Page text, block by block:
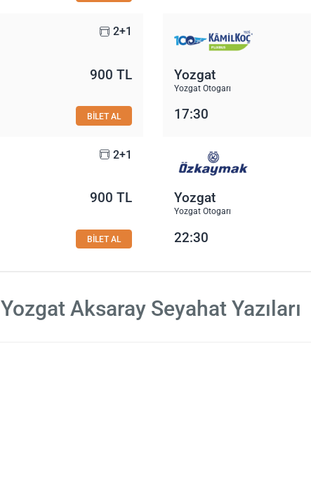
2+1
900 TL
BİLET AL
Yozgat
Yozgat Otogarı
17:30
2+1
900 TL
BİLET AL
Yozgat
Yozgat Otogarı
22:30
Yozgat Aksaray Seyahat Yazıları